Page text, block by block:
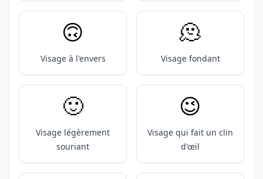
🙃
Visage à l'envers
🫠
Visage fondant
🙂
Visage légèrement
souriant
😉
Visage qui fait un clin
d'œil